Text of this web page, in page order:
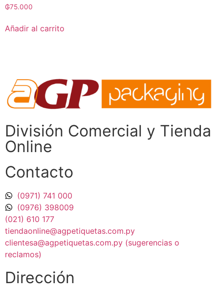
₲75.000
Añadir al carrito
División Comercial​ y Tienda
Online
Contacto
(0971) 741 000
(0976) 398009
(021) 610 177
tiendaonline@agpetiquetas.com.py
clientesa@agpetiquetas.com.py (sugerencias o
reclamos)
Dirección